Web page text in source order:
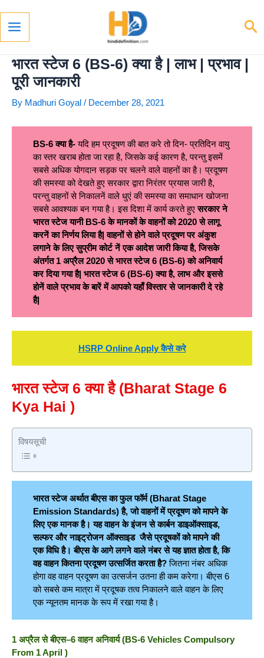
Content
Main
Menu
भारत स्टेज 6 (BS-6) क्या है | लाभ | प्रभाव |
पूरी जानकारी
By Madhuri Goyal / December 28, 2021
BS-6 क्या है-यदि हम प्रदूषण की बात करे तो दिन- प्रतिदिन वायु
का स्तर खराब होता जा रहा है, जिसके कई कारण है, परन्तु इसमें
सबसे अधिक योगदान सड़क पर चलने वाले वाहनों का है। प्रदूषण
की समस्या को देखते हुए सरकार द्वारा निरंतर प्रयास जारी है,
परन्तु वाहनों से निकालनें वाले धुएं की समस्या का समाधान खोजना
सबसे आवश्यक बन गया है। इस दिशा में कार्य करते हुएसरकार ने
भारत स्टेज यानी BS-6 के मानकों के वाहनों को 2020 से लागू
करनें का निर्णय लिया है| वाहनों से होने वाले प्रदूषण पर अंकुश
लगाने के लिए सुप्रीम कोर्ट नें एक आदेश जारी किया है, जिसके
अंतर्गत 1 अप्रैल 2020 से भारत स्टेज 6 (BS-6) को अनिवार्य
कर दिया गया है| भारत स्टेज 6 (BS-6) क्या है, लाभ और इससे
होनें वाले प्रभाव के बारें में आपको यहाँ विस्तार से जानकारी दे रहे
है|
HSRP Online Apply कैसे करे
भारत स्टेज6क्या है (Bharat Stage 6
Kya Hai )
विषयसूची
भारत स्टेज अर्थात बीएस का फुल फॉर्म (Bharat Stage
Emission Standards) है, जो वाहनों में प्रदूषण को मापने के
लिए एक मानक है। यह वाहन के इंजन से कार्बन डाइऑक्साइड,
सल्फर और नाइट्रोजन ऑक्साइड जैसे प्रदूषकों को मापने की
एक विधि है। बीएस के आगे लगने वाले नंबर से यह ज्ञात होता है, कि
वह वाहन कितना प्रदूषण उत्सर्जित करता है? जितना नंबर अधिक
होगा वह वाहन प्रदूषण का उत्सर्जन उतना ही कम करेगा। बीएस 6
को सबसे कम मात्रा में प्रदूषक तत्व निकालने वाले वाहन के लिए
एक न्यूनतम मानक के रूप में रखा गया है।
1 अप्रैल से बीएस–6वाहन अनिवार्य(BS-6 Vehicles Compulsory
From 1 April )